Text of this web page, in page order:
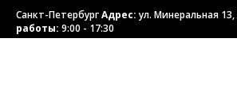
Санкт-ПетербургАдрес:ул. Минеральная
работы: 9:00 - 17:30